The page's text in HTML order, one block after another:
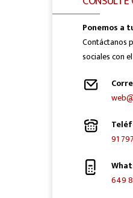
Ponemos a
Contáctanos
sociales con
91
649